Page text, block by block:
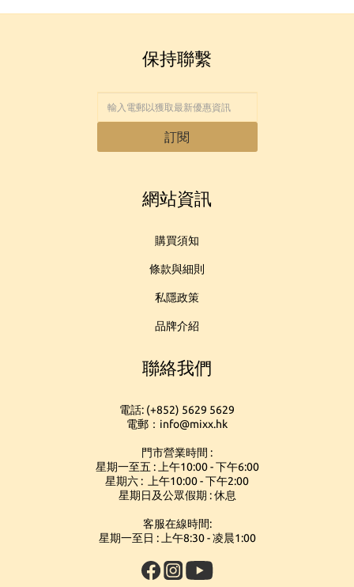
保持聯繫
訂閱
網站資訊
購買須知
條款與細則
私隱政策
品牌介紹
聯絡我們
電話: (+852) 5629 5629
電郵：info@mixx.hk
門市營業時間 :
星期一至五 : 上午10:00 - 下午6:00
星期六 : 上午10:00 - 下午2:00
星期日及公眾假期 : 休息
客服在線時間:
星期一至日 : 上午8:30 - 凌晨1:00